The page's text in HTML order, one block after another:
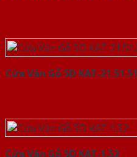
Cửa Vân Gỗ 5D KAT-
Cửa Vân Gỗ 5D KAT-1.52